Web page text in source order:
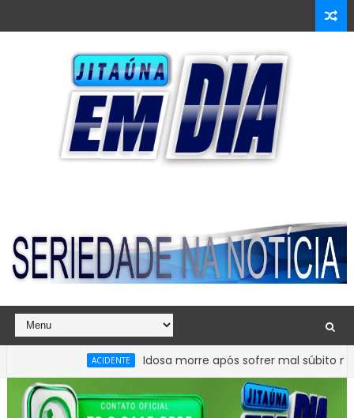
Idosa morre após sofrer mal súbito no Centro
e caminhão na BR-330, no trecho do entroncamento de